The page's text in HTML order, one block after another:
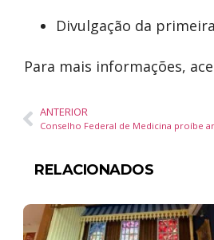
Divulgação da
Para mais informações,
ANTERIOR
RELACIONADOS